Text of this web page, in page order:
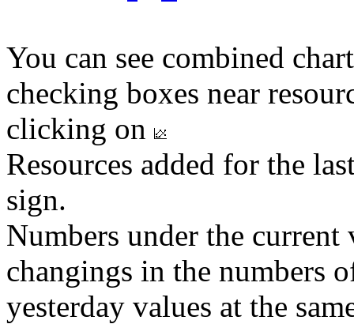
You can see combined
checking boxes near
clicking on
Resources added for the
sign.
Numbers under the
changings in the numbers
yesterday values at the